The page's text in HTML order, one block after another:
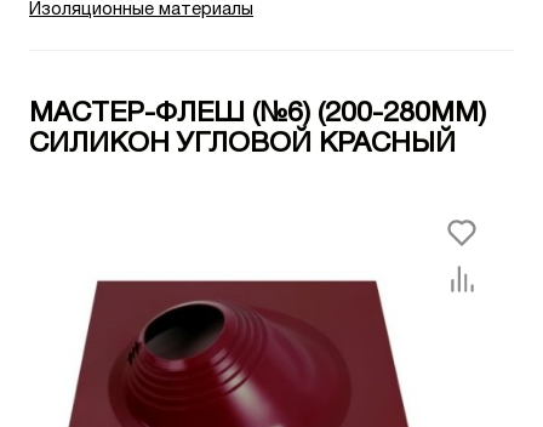
Изоляционные материалы
МАСТЕР-ФЛЕШ (№6) (200-280ММ)
СИЛИКОН УГЛОВОЙ КРАСНЫЙ